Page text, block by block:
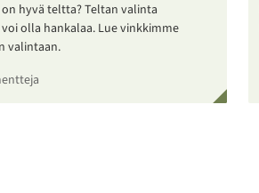
hyvä teltta? Teltan valinta
olla hankalaa. Lue vinkkimme
valintaan.